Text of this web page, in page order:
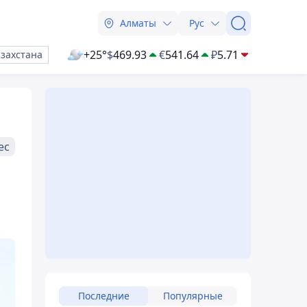
Алматы Рус
+25°$469.93 €541.64 ₽5.71
Последние Популярные